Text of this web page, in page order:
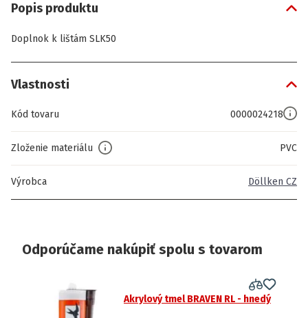
Popis produktu
Doplnok k lištám SLK50
Vlastnosti
Kód tovaru 0000024218
Zloženie materiálu PVC
Výrobca Döllken CZ
Odporúčame nakúpiť spolu s tovarom
Akrylový tmel BRAVEN RL - hnedý